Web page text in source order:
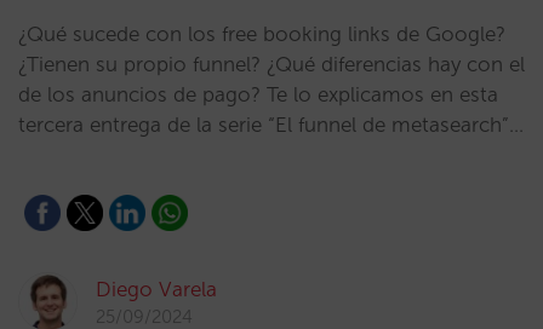
¿Qué sucede con los free booking links de Google?
¿Tienen su propio funnel? ¿Qué diferencias hay con el
de los anuncios de pago? Te lo explicamos en esta
tercera entrega de la serie “El funnel de metasearch”…
Diego Varela
25/09/2024